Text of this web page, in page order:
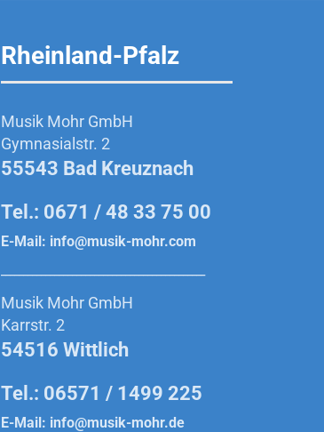
Rheinland-Pfalz
Musik Mohr GmbH
Gymnasialstr. 2
55543 Bad Kreuznach
Tel.: 0671 / 48 33 75 00
E-Mail: info@musik-mohr.com
Musik Mohr GmbH
Karrstr. 2
54516 Wittlich
Tel.: 06571 / 1499 225
E-Mail: info@musik-mohr.de